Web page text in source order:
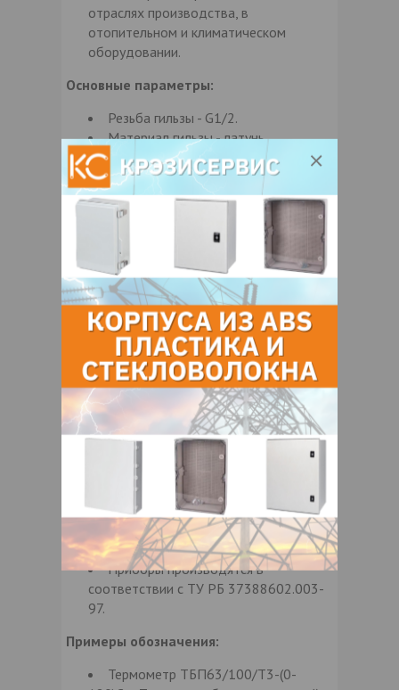
отраслях производства, в
отопительном и климатическом
оборудовании.
Основные параметры:
Резьба гильзы - G1/2.
Материал гильзы - латунь.
Степень защиты по ГОСТ 14254-
96: IP40.
Средний срок службы приборов - 8
Измерительный элемент - спираль
биметаллическая.
Стекло: техническое.
Наружный диаметр втулки
(штуцера) - 9мм.
Материал корпуса: ТБП63 - сталь
оцинкованная; ТБП100, ТБП160 -
сталь черная.
Материал ободка: ТБП63 - сталь
нержавеющая зеркальная; ТБП100,
ТБП160 - сталь черная.
Материал циферблата: сталь,
окрашенная в белый цвет.
Условное давление измеряемой
среды - до 6МПа.
В комплект поставки термометров
входит гильза.
Приборы производятся в
соответствии с ТУ РБ 37388602.003-
97.
Примеры обозначения:
Термометр ТБП63/100/Т3-(0-